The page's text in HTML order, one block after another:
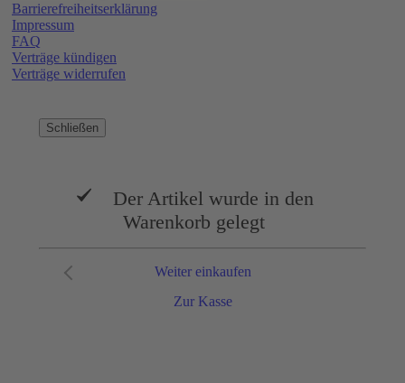
Barrierefreiheitserklärung
Impressum
FAQ
Verträge kündigen
Verträge widerrufen
Schließen
Der Artikel wurde in den
Warenkorb gelegt
Zur Kasse
Weiter einkaufen